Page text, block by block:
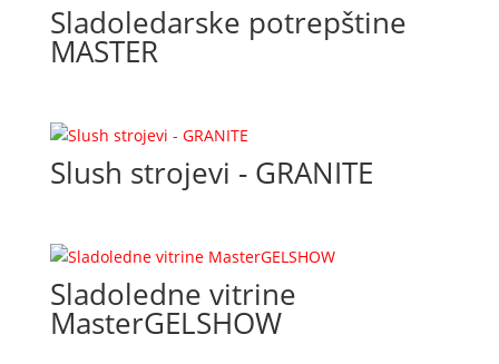
Sladoledarske potrepštine
MASTER
Slush strojevi - GRANITE
Sladoledne vitrine
MasterGELSHOW